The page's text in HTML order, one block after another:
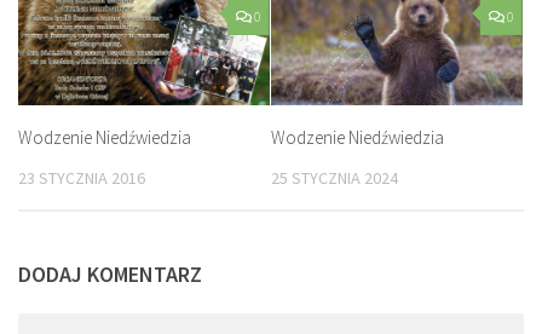
0
Wodzenie Niedźwiedzia
23 STYCZNIA 2016
0
Wodzenie Niedźwiedzia
25 STYCZNIA 2024
DODAJ KOMENTARZ